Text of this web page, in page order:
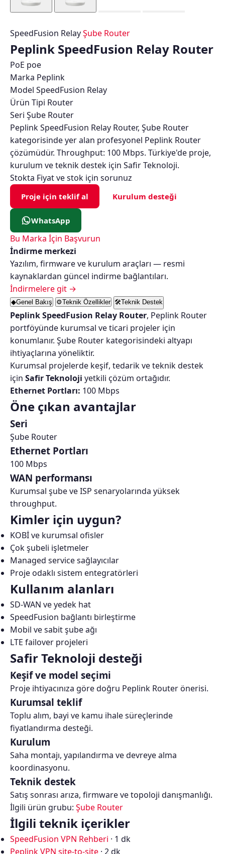
SpeedFusion RelayŞube Router
Peplink SpeedFusion Relay Router
PoE poe
Marka Peplink
Model SpeedFusion Relay
Ürün Tipi Router
Seri Şube Router
Peplink SpeedFusion Relay Router, Şube Router
kategorisinde yer alan profesyonel Peplink Router
çözümüdür. Throughput: 100 Mbps. Türkiye'de proje,
kurulum ve teknik destek için Safir Teknoloji.
Stokta Fiyat ve stok için sorunuz
Proje için teklif al Kurulum desteği
WhatsApp
Bu Marka İçin Başvurun
İndirme merkezi
Yazılım, firmware ve kurulum araçları — resmi
kaynaklardan güncel indirme bağlantıları.
İndirmelere git →
◆Genel Bakış ⚙Teknik Özellikler 🛠Teknik Destek
Peplink SpeedFusion Relay Router, Peplink Router
portföyünde kurumsal ve ticari projeler için
konumlanır. Şube Router kategorisindeki altyapı
ihtiyaçlarına yöneliktir.
Kurumsal projelerde keşif, tedarik ve teknik destek
için Safir Teknoloji yetkili çözüm ortağıdır.
Ethernet Portları: 100 Mbps
Öne çıkan avantajlar
Seri
Şube Router
Ethernet Portları
100 Mbps
WAN performansı
Kurumsal şube ve ISP senaryolarında yüksek
throughput.
Kimler için uygun?
KOBİ ve kurumsal ofisler
Çok şubeli işletmeler
Managed service sağlayıcılar
Proje odaklı sistem entegratörleri
Kullanım alanları
SD-WAN ve yedek hat
SpeedFusion bağlantı birleştirme
Mobil ve sabit şube ağı
LTE failover projeleri
Safir Teknoloji desteği
Keşif ve model seçimi
Proje ihtiyacınıza göre doğru Peplink Router önerisi.
Kurumsal teklif
Toplu alım, bayi ve kamu ihale süreçlerinde
fiyatlandırma desteği.
Kurulum
Saha montajı, yapılandırma ve devreye alma
koordinasyonu.
Teknik destek
Satış sonrası arıza, firmware ve topoloji danışmanlığı.
İlgili ürün grubu: Şube Router
İlgili teknik içerikler
SpeedFusion VPN Rehberi · 1 dk
Peplink VPN site-to-site · 2 dk